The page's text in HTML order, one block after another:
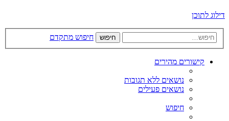
דילוג לתוכן
חיפוש חיפוש מתקדם
קישורים מהירים
נושאים ללא תגובות
נושאים פעילים
חיפוש